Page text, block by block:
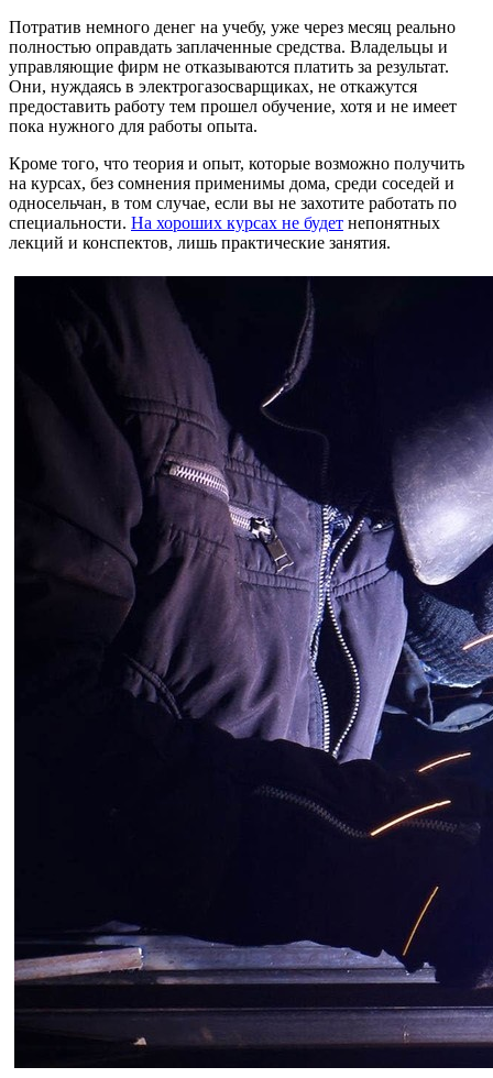
Потратив немного денег на учебу, уже через месяц реально
полностью оправдать заплаченные средства. Владельцы и
управляющие фирм не отказываются платить за результат.
Они, нуждаясь в электрогазосварщиках, не откажутся
предоставить работу тем прошел обучение, хотя и не имеет
пока нужного для работы опыта.
Кроме того, что теория и опыт, которые возможно получить
на курсах, без сомнения применимы дома, среди соседей и
односельчан, в том случае, если вы не захотите работать по
специальности. На хороших курсах не будет непонятных
лекций и конспектов, лишь практические занятия.